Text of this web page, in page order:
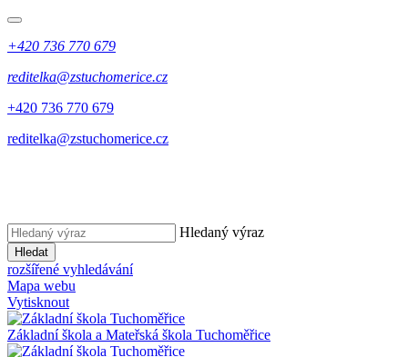
+420 736 770 679
reditelka@zstuchomerice.cz
+420 736 770 679
reditelka@zstuchomerice.cz
Hledaný výraz
Hledat
rozšířené vyhledávání
Mapa webu
Vytisknout
Základní škola a Mateřská škola Tuchoměřice